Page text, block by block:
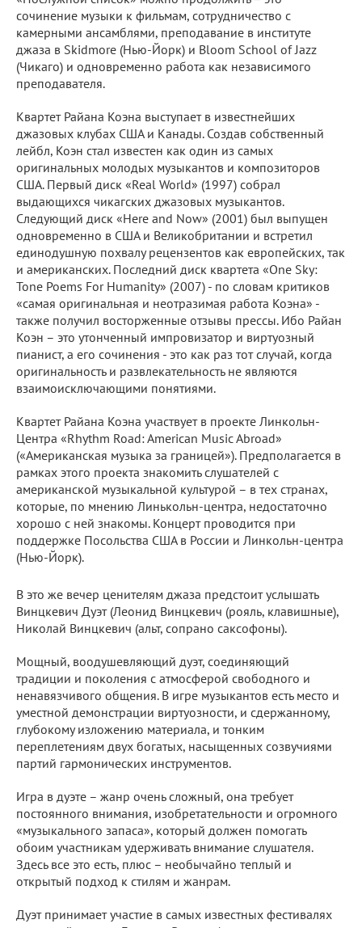
сочинение музыки к фильмам, сотрудничество с
камерными ансамблями, преподавание в институте
джаза в Skidmore (Нью-Йорк) и Bloom School of Jazz
(Чикаго) и одновременно работа как независимого
преподавателя.
Квартет Райана Коэна выступает в известнейших
джазовых клубах США и Канады. Создав собственный
лейбл, Коэн стал известен как один из самых
оригинальных молодых музыкантов и композиторов
США. Первый диск «Real World» (1997) собрал
выдающихся чикагских джазовых музыкантов.
Следующий диск «Here and Now» (2001) был выпущен
одновременно в США и Великобритании и встретил
единодушную похвалу рецензентов как европейских, так
и американских. Последний диск квартета «One Sky:
Tone Poems For Humanity» (2007) - по словам критиков
«самая оригинальная и неотразимая работа Коэна» -
также получил восторженные отзывы прессы. Ибо Райан
Коэн – это утонченный импровизатор и виртуозный
пианист, а его сочинения - это как раз тот случай, когда
оригинальность и развлекательность не являются
взаимоисключающими понятиями.
Квартет Райана Коэна участвует в проекте Линкольн-
Центра «Rhythm Road: American Music Abroad»
(«Американская музыка за границей»). Предполагается в
рамках этого проекта знакомить слушателей с
американской музыкальной культурой – в тех странах,
которые, по мнению Линькольн-центра, недостаточно
хорошо с ней знакомы. Концерт проводится при
поддержке Посольства США в России и Линкольн-центра
(Нью-Йорк).
В это же вечер ценителям джаза предстоит услышать
Винцкевич Дуэт (Леонид Винцкевич (рояль, клавишные),
Николай Винцкевич (альт, сопрано саксофоны).
Мощный, воодушевляющий дуэт, соединяющий
традиции и поколения с атмосферой свободного и
ненавязчивого общения. В игре музыкантов есть место и
уместной демонстрации виртуозности, и сдержанному,
глубокому изложению материала, и тонким
переплетениям двух богатых, насыщенных созвучиями
партий гармонических инструментов.
Игра в дуэте – жанр очень сложный, она требует
постоянного внимания, изобретательности и огромного
«музыкального запаса», который должен помогать
обоим участникам удерживать внимание слушателя.
Здесь все это есть, плюс – необычайно теплый и
открытый подход к стилям и жанрам.
Дуэт принимает участие в самых известных фестивалях